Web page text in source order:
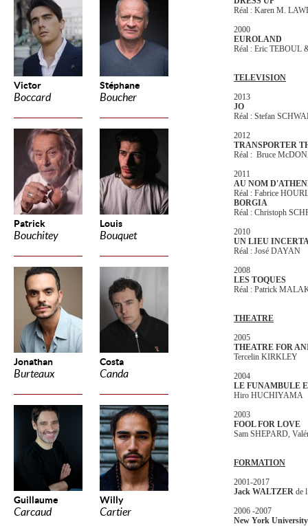
Victor
Boccard
Stéphane
Boucher
Patrick
Bouchitey
Louis
Bouquet
Jonathan
Burteaux
Costa
Canda
Guillaume
Carcaud
Willy
Cartier
Réal : Karen M.
2000
EUROLAND
Réal : Eric TEBOUL
TELEVISION
2013
JO
Réal : Stefan
2012
TRANSPORTER
Réal : Bruce
2011
AU NOM
Réal : Fabrice
BORGIA
Réal : Christoph
2010
UN LIEU
Réal : José DAYAN
2008
LES TOQUES
Réal : Patrick
THEATRE
2005
THEATRE FOR
Tercelin KIRKLEY
2004
LE FUNAMBULE
Hiro HUCHIYAMA
2003
FOOL FOR LOVE
Sam SHEPARD,
FORMATION
2001-2017
Jack WALTZER de
2006 -2007
New York University